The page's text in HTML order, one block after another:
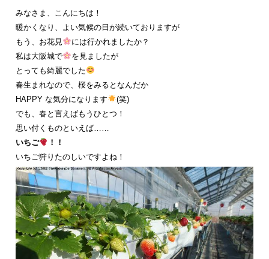
みなさま、こんにちは！
暖かくなり、よい気候の日が続いておりますが
もう、お花見
には行かれましたか？
私は大阪城で
を見ましたが
とっても綺麗でした
春生まれなので、桜をみるとなんだか
HAPPY な気分になります
(笑)
でも、春と言えばもうひとつ！
思い付くものといえば……
いちご
！！
いちご狩りたのしいですよね！